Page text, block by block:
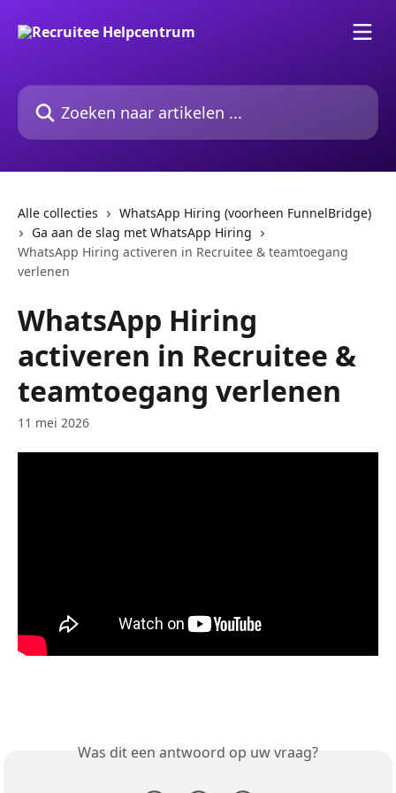
Zoeken naar artikelen ...
Alle collecties
WhatsApp Hiring (voorheen FunnelBridge)
Ga aan de slag met WhatsApp Hiring
WhatsApp Hiring activeren in Recruitee & teamtoegang
verlenen
WhatsApp Hiring
activeren in Recruitee &
teamtoegang verlenen
11 mei 2026
Was dit een antwoord op uw vraag?